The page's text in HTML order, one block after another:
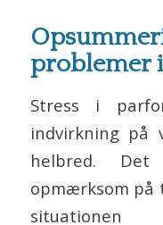
problemer
Stress i
indvirkning på
helbred.
opmærksom på